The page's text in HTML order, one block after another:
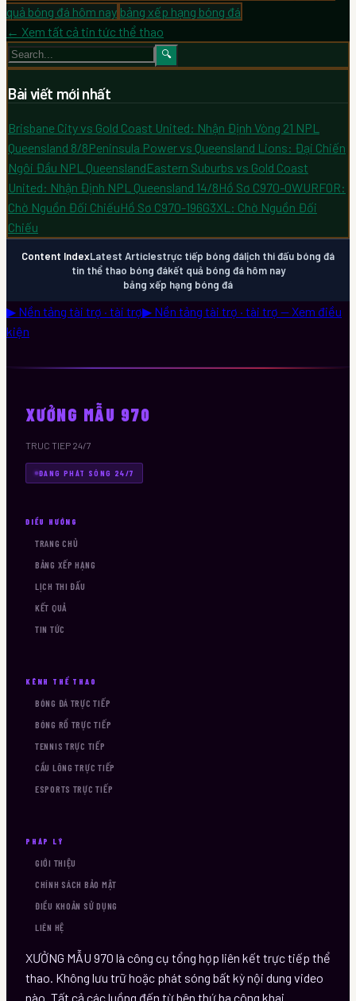
quả bóng đá hôm nay bảng xếp hạng bóng đá
← Xem tất cả tin tức thể thao
🔍
Bài viết mới nhất
Brisbane City vs Gold Coast United: Nhận Định Vòng 21 NPL
Queensland 8/8Peninsula Power vs Queensland Lions: Đại Chiến
Ngôi Đầu NPL QueenslandEastern Suburbs vs Gold Coast
United: Nhận Định NPL Queensland 14/8Hồ Sơ C970-0WURF0R:
Chờ Nguồn Đối ChiếuHồ Sơ C970-196G3XL: Chờ Nguồn Đối
Chiếu
Content IndexLatest Articlestrực tiếp bóng đálịch thi đấu bóng đá
tin thể thao bóng đákết quả bóng đá hôm nay
bảng xếp hạng bóng đá
▶ Nền tảng tài trợ · tài trợ▶ Nền tảng tài trợ · tài trợ — Xem điều
kiện
XƯỞNG MẪU 970
TRUC TIEP 24/7
ĐANG PHÁT SÓNG 24/7
ĐIỀU HƯỚNG
TRANG CHỦ
BẢNG XẾP HẠNG
LỊCH THI ĐẤU
KẾT QUẢ
TIN TỨC
KÊNH THỂ THAO
BÓNG ĐÁ TRỰC TIẾP
BÓNG RỔ TRỰC TIẾP
TENNIS TRỰC TIẾP
CẦU LÔNG TRỰC TIẾP
ESPORTS TRỰC TIẾP
PHÁP LÝ
GIỚI THIỆU
CHÍNH SÁCH BẢO MẬT
ĐIỀU KHOẢN SỬ DỤNG
LIÊN HỆ
XƯỞNG MẪU 970 là công cụ tổng hợp liên kết trực tiếp thể
thao. Không lưu trữ hoặc phát sóng bất kỳ nội dung video
nào. Tất cả các luồng đến từ bên thứ ba công khai.